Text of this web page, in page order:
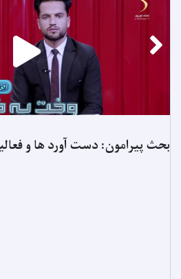
بحث پیرامون: دست آورد ها و